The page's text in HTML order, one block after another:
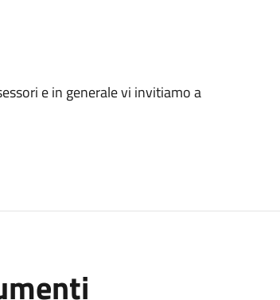
e in generale vi invitiamo a